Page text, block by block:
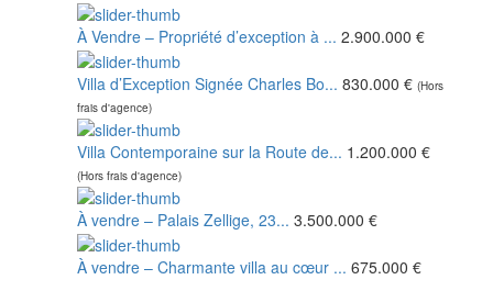
À Vendre – Propriété d’exception à ... 2.900.000 €
Villa d’Exception Signée Charles Bo... 830.000 € (Hors
frais d'agence)
Villa Contemporaine sur la Route de... 1.200.000 €
(Hors frais d'agence)
À vendre – Palais Zellige, 23... 3.500.000 €
À vendre – Charmante villa au cœur ... 675.000 €